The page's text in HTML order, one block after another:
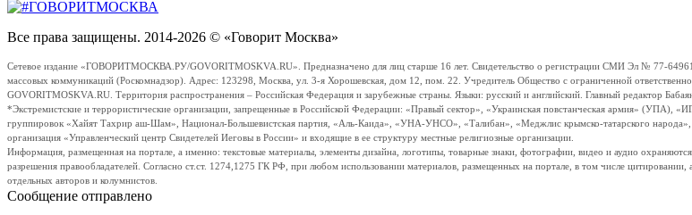
Все права защищены. 2014-2026 © «Говорит Москва»
Сетевое издание «ГОВОРИТМОСКВА.РУ/GOVORITMOSKVA.RU». Предназначено для лиц старше 16 лет. Свидетельство о регистрации СМИ Эл № 77-
массовых коммуникаций (Роскомнадзор). Адрес: 123298, Москва, ул. 3-я Хорошевская, дом 12, пом. 22. Учредитель Общество с ограниченной
GOVORITMOSKVA.RU. Территория распространения – Российская Федерация и зарубежные страны. Языки: русский и английский. Главный редактор
*Экстремистские и террористические организации, запрещенные в Российской Федерации: «Правый сектор», «Украинская повстанческая армия»
группировок «Хайят Тахрир аш-Шам», Национал-Большевистская партия, «Аль-Каида», «УНА-УНСО», «Талибан», «Меджлис крымско-татарского
организация «Управленческий центр Свидетелей Иеговы в России» и входящие в ее структуру местные религиозные организации.
Информация, размещенная на портале, а именно: текстовые материалы, элементы дизайна, логотипы, товарные знаки, фотографии, видео и аудио
разрешения правообладателей. Согласно ст.ст. 1274,1275 ГК РФ, при любом использовании материалов, размещенных на портале, в том числе
отдельных авторов и колумнистов.
Сообщение отправлено